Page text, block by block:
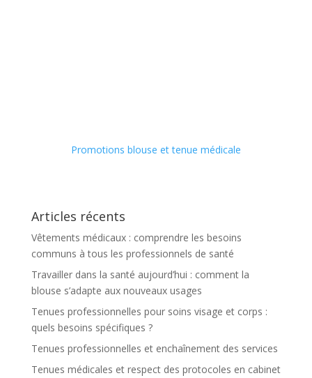
Promotions blouse et tenue médicale
Articles récents
Vêtements médicaux : comprendre les besoins
communs à tous les professionnels de santé
Travailler dans la santé aujourd’hui : comment la
blouse s’adapte aux nouveaux usages
Tenues professionnelles pour soins visage et corps :
quels besoins spécifiques ?
Tenues professionnelles et enchaînement des services
Tenues médicales et respect des protocoles en cabinet